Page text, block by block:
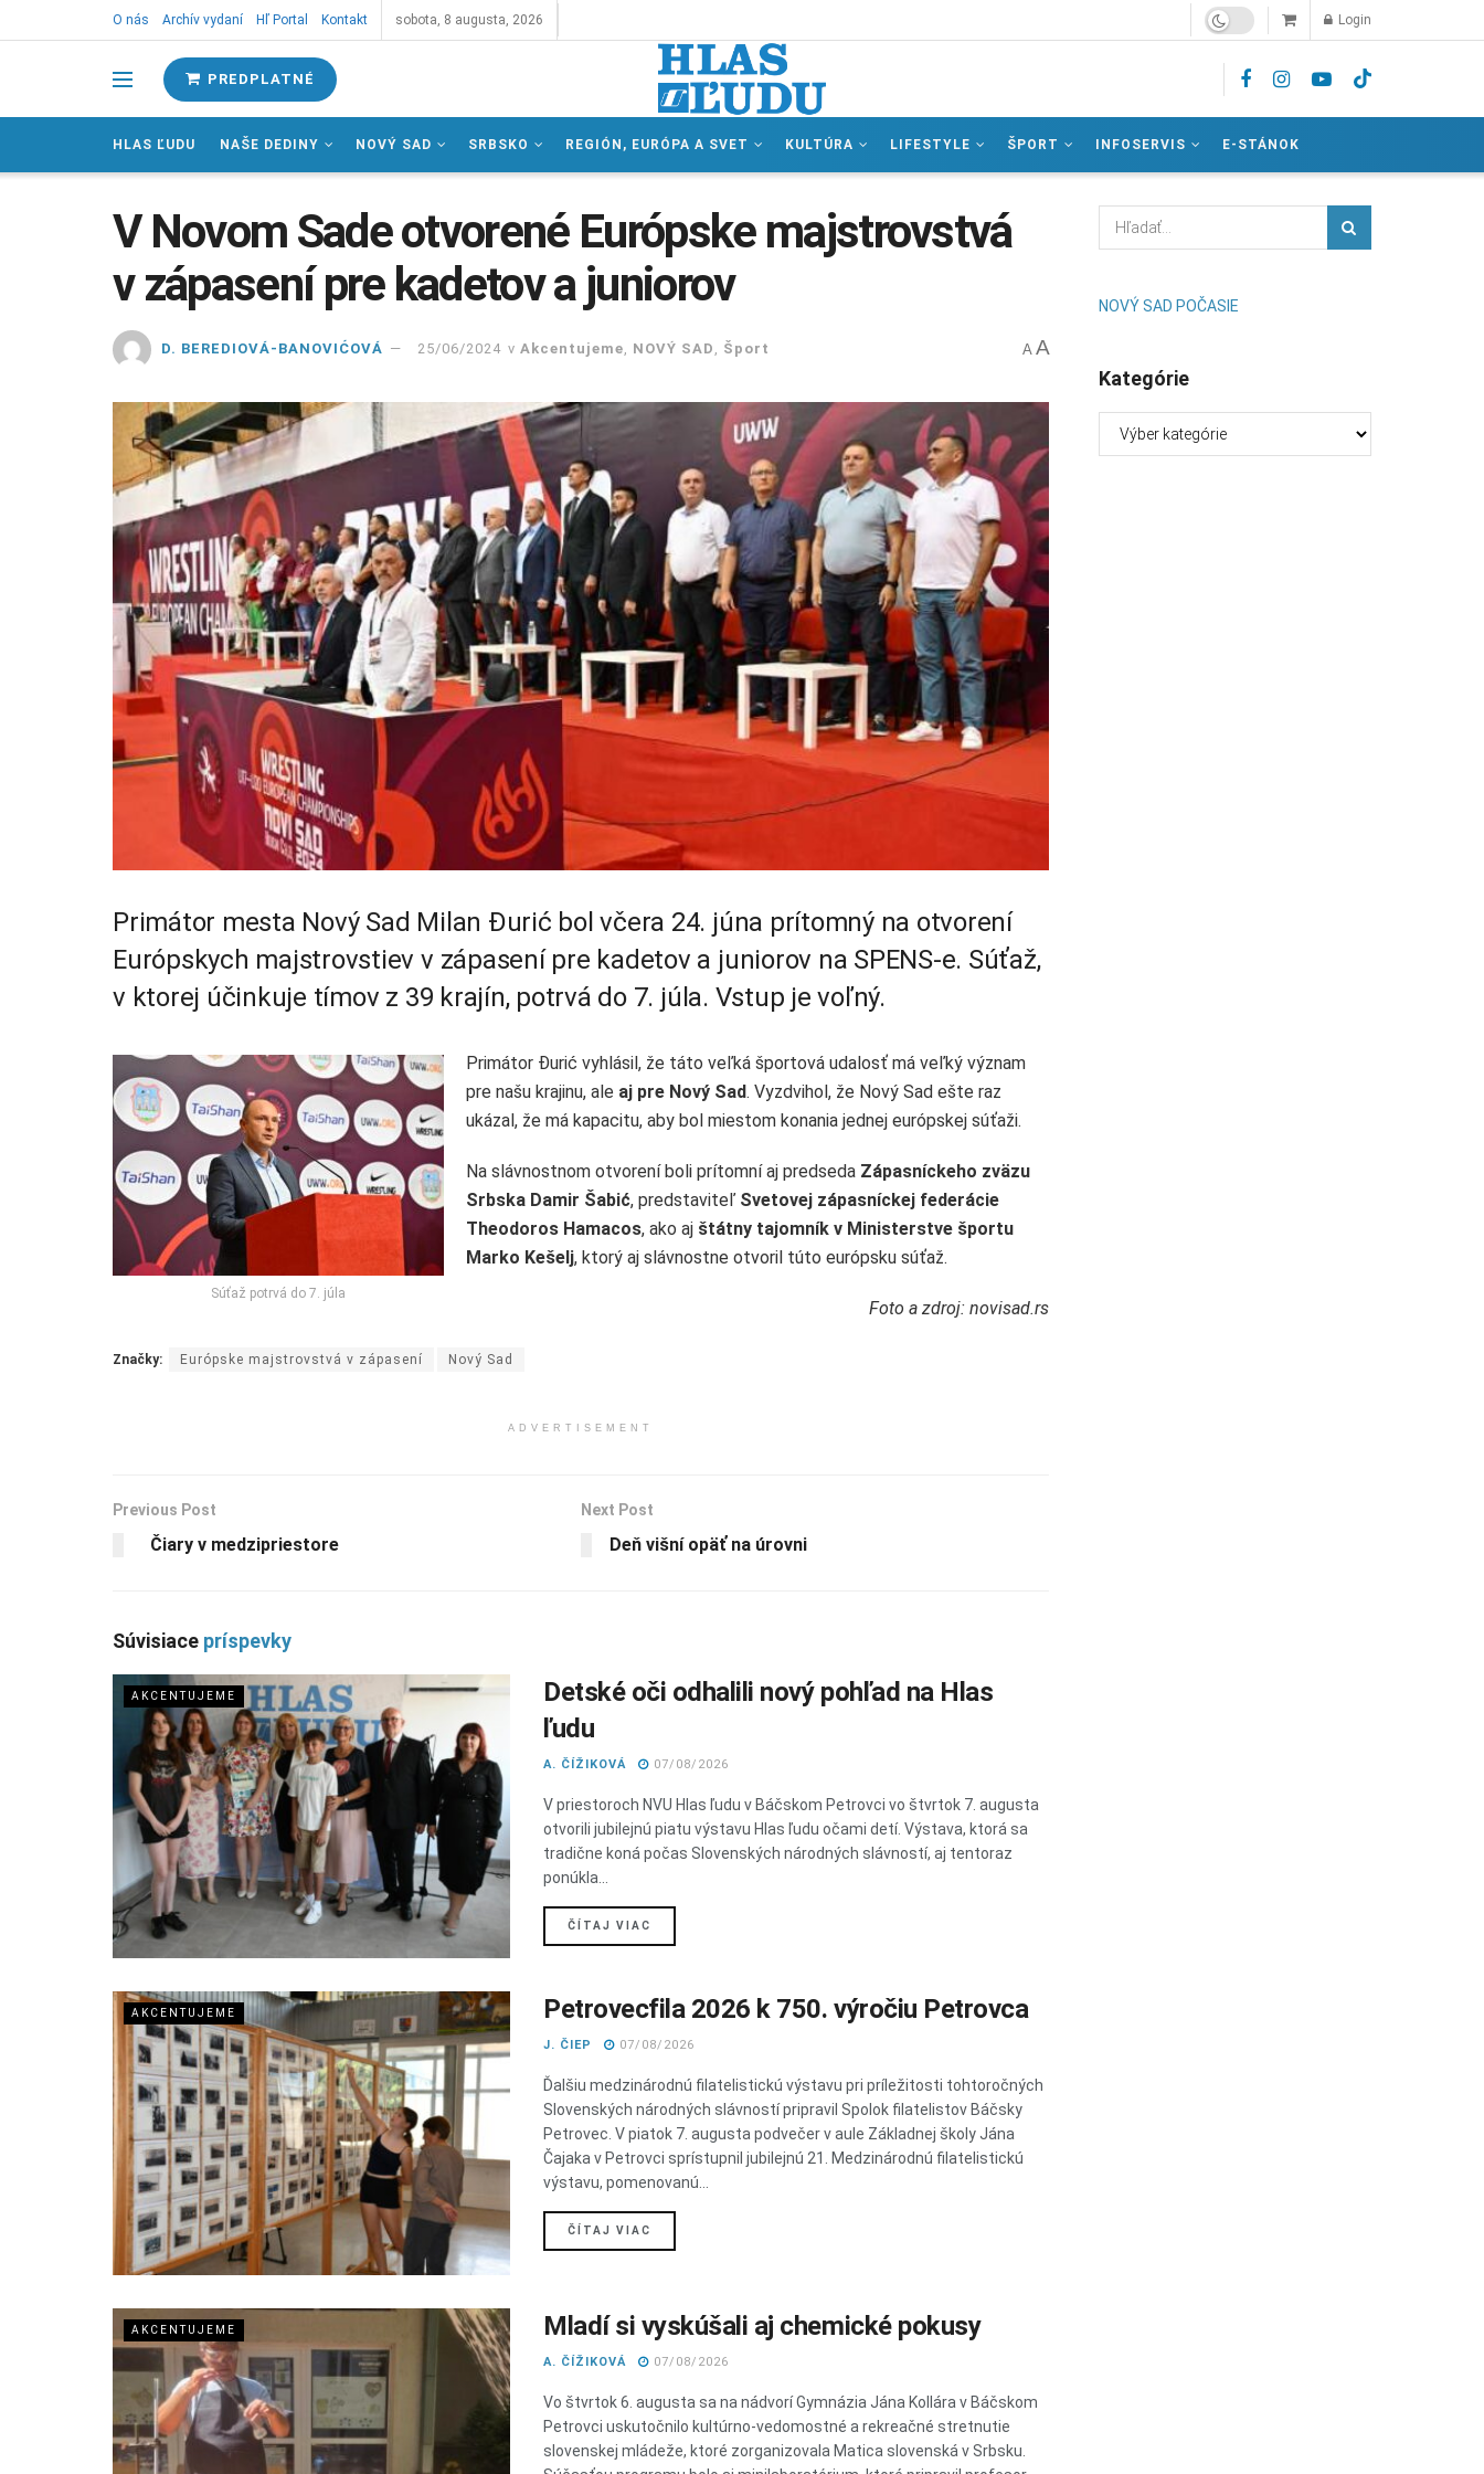
O nás Archív vydaní Hľ Portal Kontakt sobota, 8 augusta, 2026 Login
PREDPLATNÉ
HLAS ĽUDU NAŠE DEDINY NOVÝ SAD SRBSKO REGIÓN, EURÓPA A SVET KULTÚRA LIFESTYLE ŠPORT INFOSERVIS E-STÁNOK
V Novom Sade otvorené Európske majstrovstvá
v zápasení pre kadetov a juniorov
D. BEREDIOVÁ-BANOVIĆOVÁ 25/06/2024 v Akcentujeme NOVÝ SAD Šport A A
Primátor mesta Nový Sad Milan Ðurić bol včera 24. júna prítomný na otvorení
Európskych majstrovstiev v zápasení pre kadetov a juniorov na SPENS-e. Súťaž,
v ktorej účinkuje tímov z 39 krajín, potrvá do 7. júla. Vstup je voľný.
Súťaž potrvá do 7. júla
Primátor Ðurić vyhlásil, že táto veľká športová udalosť má veľký význam
pre našu krajinu, ale aj pre Nový Sad. Vyzdvihol, že Nový Sad ešte raz
ukázal, že má kapacitu, aby bol miestom konania jednej európskej súťaži.
Na slávnostnom otvorení boli prítomní aj predseda Zápasníckeho zväzu
Srbska Damir Šabić, predstaviteľ Svetovej zápasníckej federácie
Theodoros Hamacos, ako aj štátny tajomník v Ministerstve športu
Marko Kešelj, ktorý aj slávnostne otvoril túto európsku súťaž.
Foto a zdroj: novisad.rs
Značky: Európske majstrovstvá v zápasení Nový Sad
ADVERTISEMENT
Previous Post
Čiary v medzipriestore
Next Post
Deň višní opäť na úrovni
Súvisiace príspevky
AKCENTUJEME
Detské oči odhalili nový pohľad na Hlas
ľudu
A. ČÍŽIKOVÁ 07/08/2026
V priestoroch NVU Hlas ľudu v Báčskom Petrovci vo štvrtok 7. augusta
otvorili jubilejnú piatu výstavu Hlas ľudu očami detí. Výstava, ktorá sa
tradične koná počas Slovenských národných slávností, aj tentoraz
ponúkla...
ČÍTAJ VIAC
AKCENTUJEME Petrovecfila 2026 k 750. výročiu Petrovca
J. ČIEP 07/08/2026
Ďalšiu medzinárodnú filatelistickú výstavu pri príležitosti tohtoročných
Slovenských národných slávností pripravil Spolok filatelistov Báčsky
Petrovec. V piatok 7. augusta podvečer v aule Základnej školy Jána
Čajaka v Petrovci sprístupnil jubilejnú 21. Medzinárodnú filatelistickú
výstavu, pomenovanú...
ČÍTAJ VIAC
AKCENTUJEME Mladí si vyskúšali aj chemické pokusy
A. ČÍŽIKOVÁ 07/08/2026
Vo štvrtok 6. augusta sa na nádvorí Gymnázia Jána Kollára v Báčskom
Petrovci uskutočnilo kultúrno-vedomostné a rekreačné stretnutie
slovenskej mládeže, ktoré zorganizovala Matica slovenská v Srbsku.
NOVÝ SAD POČASIE
Kategórie